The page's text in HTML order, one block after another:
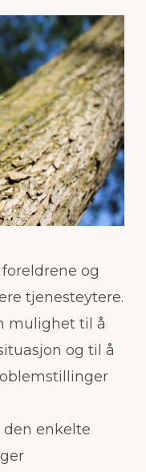
og
tjenesteytere.
mulighet til å
og til å
enkelte